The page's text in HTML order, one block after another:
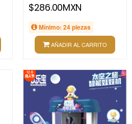
$286.00MXN
Mínimo: 24 piezas
AÑADIR AL CARRITO